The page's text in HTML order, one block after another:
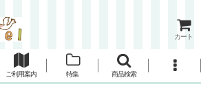
カート
ご利用案内 特集 商品検索